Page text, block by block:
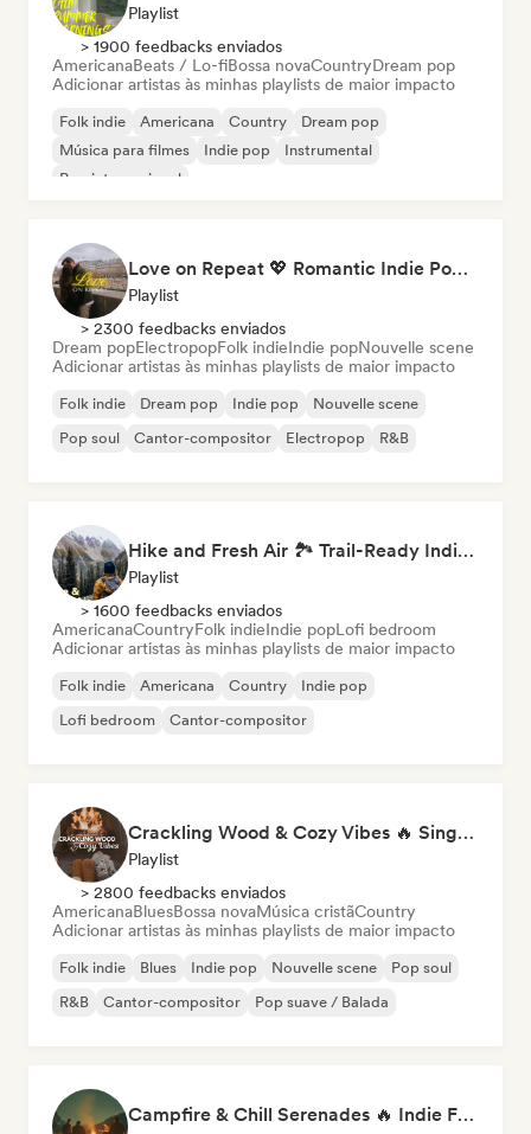
Playlist
> 1900 feedbacks enviados
AmericanaBeats / Lo-fiBossa novaCountryDream pop
Adicionar artistas às minhas playlists de maior impacto
Folk indie Americana Country
Dream pop
Música para filmes
Indie pop
Instrumental
Pop internacional
Love on Repeat 💖 Romantic Indie Pop, Neo Soul & Singer-Songwriter
Playlist
> 2300 feedbacks enviados
Dream popElectropopFolk indieIndie popNouvelle scene
Adicionar artistas às minhas playlists de maior impacto
Folk indie Dream pop Indie pop
Nouvelle scene
Pop soul
Cantor-compositor Electropop R&B
Hike and Fresh Air 🏞️ Trail-Ready Indie Folk & Acoustic
Playlist
> 1600 feedbacks enviados
AmericanaCountryFolk indieIndie popLofi bedroom
Adicionar artistas às minhas playlists de maior impacto
Folk indie Americana Country
Indie pop
Lofi bedroom
Cantor-compositor
Crackling Wood & Cozy Vibes 🔥 Singer-Songwriter, Dream Pop & Bedroom Pop
Playlist
> 2800 feedbacks enviados
AmericanaBluesBossa novaMúsica cristãCountry
Adicionar artistas às minhas playlists de maior impacto
Folk indie Blues Indie pop Nouvelle scene
Pop soul
R&B
Cantor-compositor Pop suave / Balada
Campfire & Chill Serenades 🔥 Indie Folk, Acoustic & Singer-Songwriter